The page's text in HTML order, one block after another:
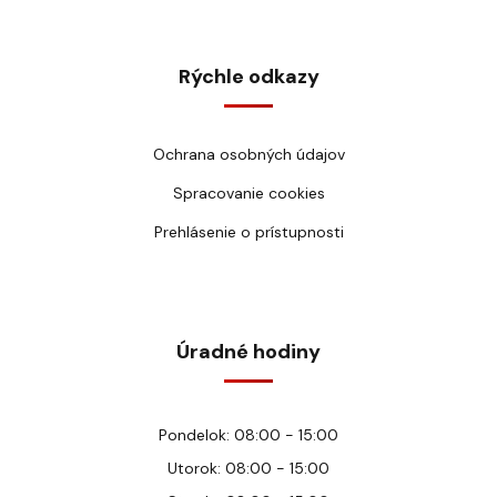
Rýchle odkazy
Ochrana osobných údajov
Spracovanie cookies
Prehlásenie o prístupnosti
Úradné hodiny
Pondelok: 08:00 - 15:00
Utorok: 08:00 - 15:00